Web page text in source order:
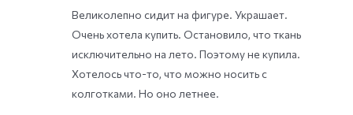
of 5
Великолепно сидит на фигуре. Украшает.
Очень хотела купить. Остановило, что ткань
исключительно на лето. Поэтому не купила.
Хотелось что-то, что можно носить с
колготками. Но оно летнее.